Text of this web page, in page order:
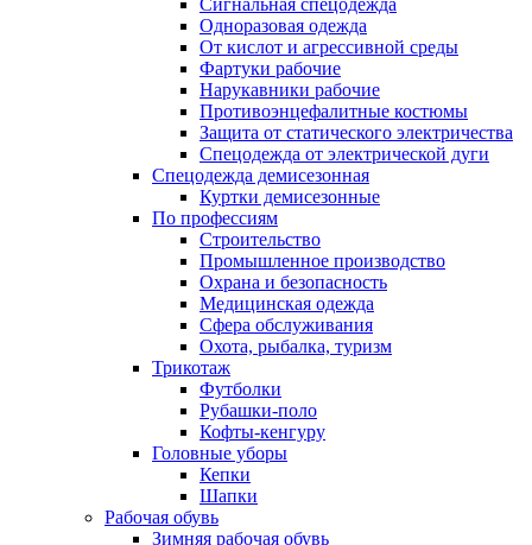
Сигнальная спецодежда
Одноразовая одежда
От кислот и агрессивной среды
Фартуки рабочие
Нарукавники рабочие
Противоэнцефалитные костюмы
Защита от статического электричества
Спецодежда от электрической дуги
Спецодежда демисезонная
Куртки демисезонные
По профессиям
Строительство
Промышленное производство
Охрана и безопасность
Медицинская одежда
Сфера обслуживания
Охота, рыбалка, туризм
Трикотаж
Футболки
Рубашки-поло
Кофты-кенгуру
Головные уборы
Кепки
Шапки
Рабочая обувь
Зимняя рабочая обувь